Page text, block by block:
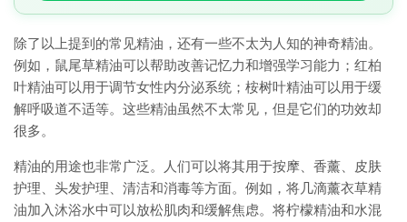
除了以上提到的常见精油，还有一些不太为人知的神奇精油。
例如，鼠尾草精油可以帮助改善记忆力和增强学习能力；红柏
叶精油可以用于调节女性内分泌系统；桉树叶精油可以用于缓
解呼吸道不适等。这些精油虽然不太常见，但是它们的功效却
很多。
精油的用途也非常广泛。人们可以将其用于按摩、香薰、皮肤
护理、头发护理、清洁和消毒等方面。例如，将几滴薰衣草精
油加入沐浴水中可以放松肌肉和缓解焦虑。将柠檬精油和水混